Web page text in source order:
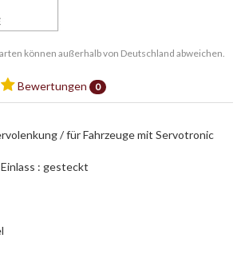
können außerhalb von Deutschland abweichen.
Bewertungen 0
/ für Fahrzeuge mit Servotronic
: gesteckt